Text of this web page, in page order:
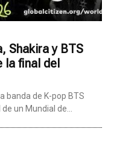
Shakira y BTS
la final del
banda de K-pop BTS
un Mundial de...